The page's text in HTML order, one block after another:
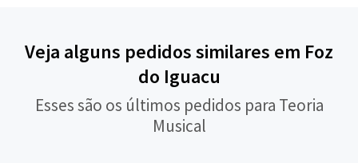
Veja alguns pedidos similares em Foz
do Iguacu
Esses são os últimos pedidos para Teoria
Musical